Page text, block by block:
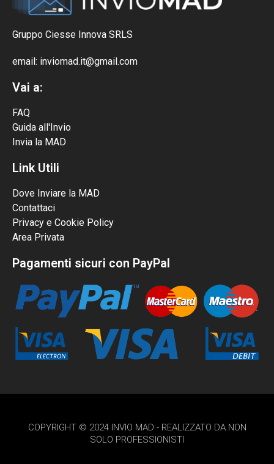
Gruppo Ciesse Innova SRLS
email: inviomad.it@gmail.com
Vai a:
FAQ
Guida all'Invio
Invia la MAD
Link Utili
Dove Inviare la MAD
Contattaci
Privacy e Cookie Policy
Area Privata
Pagamenti sicuri con PayPal
COPYRIGHT © 2024 INVIO MAD - REALIZZATO DA NON
SOLO PROFESSIONISTI